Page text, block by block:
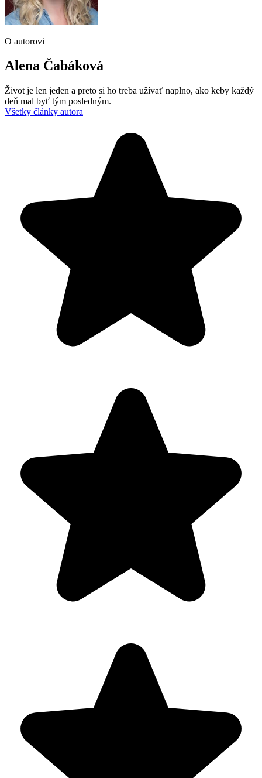
O autorovi
Alena Čabáková
Život je len jeden a preto si ho treba užívať naplno, ako keby každý
deň mal byť tým posledným.
Všetky články autora